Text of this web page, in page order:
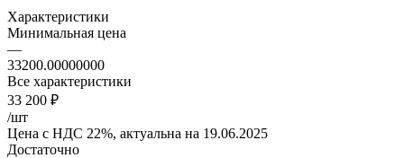
Характеристики
Минимальная цена
—
33200.00000000
Все характеристики
33 200 ₽
/шт
Цена с НДС 22%, актуальна на 19.06.2025
Достаточно